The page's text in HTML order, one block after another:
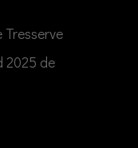
Tresserve
2025 de